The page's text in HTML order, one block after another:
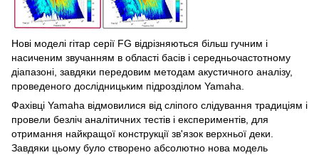
Нові моделі гітар серії FG відрізняються більш гучним і
насиченим звучанням в області басів і середньочастотному
діапазоні, завдяки передовим методам акустичного аналізу,
проведеного дослідницьким підрозділом Yamaha.
Фахівці Yamaha відмовилися від сліпого слідування традиціям і
провели безліч аналітичних тестів і експериментів, для
отримання найкращої конструкції зв'язок верхньої деки.
Завдяки цьому було створено абсолютно нова модель